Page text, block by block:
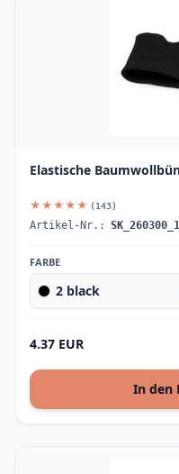
Elastische
★★★★★ (143)
Artikel-Nr.:
FARBE
2 black
4.37 EUR
In den